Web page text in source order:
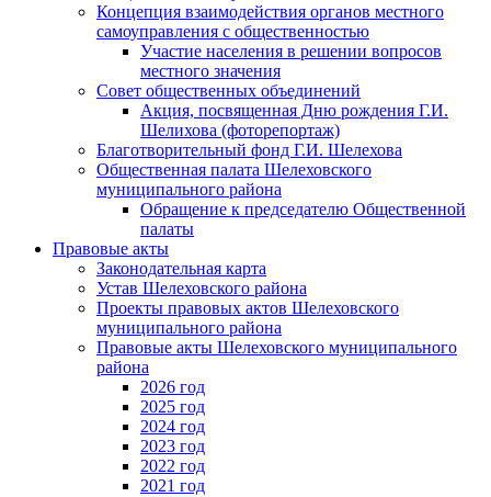
Концепция взаимодействия органов местного
самоуправления с общественностью
Участие населения в решении вопросов
местного значения
Совет общественных объединений
Акция, посвященная Дню рождения Г.И.
Шелихова (фоторепортаж)
Благотворительный фонд Г.И. Шелехова
Общественная палата Шелеховского
муниципального района
Обращение к председателю Общественной
палаты
Правовые акты
Законодательная карта
Устав Шелеховского района
Проекты правовых актов Шелеховского
муниципального района
Правовые акты Шелеховского муниципального
района
2026 год
2025 год
2024 год
2023 год
2022 год
2021 год